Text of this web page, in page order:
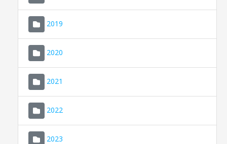
2019
2020
2021
2022
2023